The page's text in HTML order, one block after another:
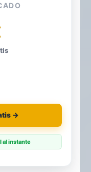
→
al instante